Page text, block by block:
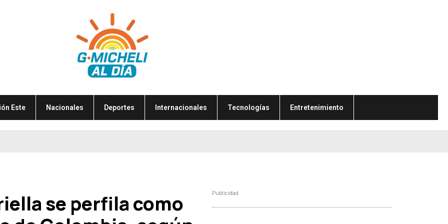
Este Nacionales Deportes Internacionales Tecnologías Entretenimiento
se perfila como
Publicidad